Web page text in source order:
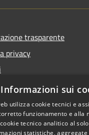
trasparente
privacy
di accessibilità
Informazioni sui
utilizza cookie tecnici e
funzionamento e alla
tecnico analitico al
statistiche, aggregate